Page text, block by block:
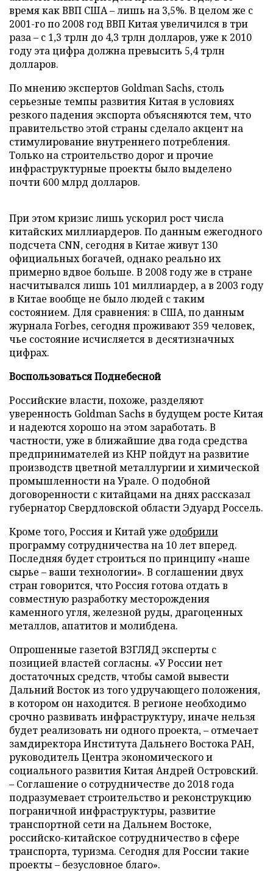
время как ВВП США – лишь на 3,5%. В целом же с
2001-го по 2008 год ВВП Китая увеличился в три
раза – с 1,3 трлн до 4,3 трлн долларов, уже к 2010
году эта цифра должна превысить 5,4 трлн
долларов.
По мнению экспертов Goldman Sachs, столь
серьезные темпы развития Китая в условиях
резкого падения экспорта объясняются тем, что
правительство этой страны сделало акцент на
стимулирование внутреннего потребления.
Только на строительство дорог и прочие
инфраструктурные проекты было выделено
почти 600 млрд долларов.
При этом кризис лишь ускорил рост числа
китайских миллиардеров. По данным ежегодного
подсчета CNN, сегодня в Китае живут 130
официальных богачей, однако реально их
примерно вдвое больше. В 2008 году же в стране
насчитывался лишь 101 миллиардер, а в 2003 году
в Китае вообще не было людей с таким
состоянием. Для сравнения: в США, по данным
журнала Forbes, сегодня проживают 359 человек,
чье состояние исчисляется в десятизначных
цифрах.
Воспользоваться Поднебесной
Российские власти, похоже, разделяют
уверенность Goldman Sachs в будущем росте Китая
и надеются хорошо на этом заработать. В
частности, уже в ближайшие два года средства
предпринимателей из КНР пойдут на развитие
производств цветной металлургии и химической
промышленности на Урале. О подобной
договоренности с китайцами на днях рассказал
губернатор Свердловской области Эдуард Россель.
Кроме того, Россия и Китай уже одобрили
программу сотрудничества на 10 лет вперед.
Последняя будет строиться по принципу «наше
сырье – ваши технологии». В соглашении двух
стран говорится, что Россия готова отдать в
совместную разработку месторождения
каменного угля, железной руды, драгоценных
металлов, апатитов и молибдена.
Опрошенные газетой ВЗГЛЯД эксперты с
позицией властей согласны. «У России нет
достаточных средств, чтобы самой вывести
Дальний Восток из того удручающего положения,
в котором он находится. В регионе необходимо
срочно развивать инфраструктуру, иначе нельзя
будет реализовать ни одного проекта, – отмечает
замдиректора Института Дальнего Востока РАН,
руководитель Центра экономического и
социального развития Китая Андрей Островский.
– Соглашение о сотрудничестве до 2018 года
подразумевает строительство и реконструкцию
пограничной инфраструктуры, развитие
транспортной сети на Дальнем Востоке,
российско-китайское сотрудничество в сфере
транспорта, туризма. Сегодня для России такие
проекты – безусловное благо».